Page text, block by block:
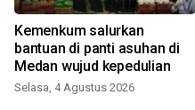
Kemenkum salurkan
bantuan di panti asuhan di
Medan wujud kepedulian
Selasa, 4 Agustus 2026